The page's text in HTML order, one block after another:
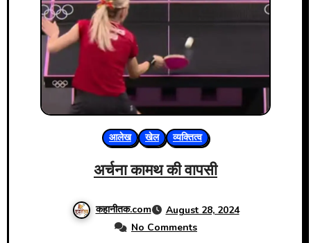
आलेख खेल व्यक्तित्व
अर्चना कामथ की वापसी
कहानीतक.com
August 28, 2024
No Comments